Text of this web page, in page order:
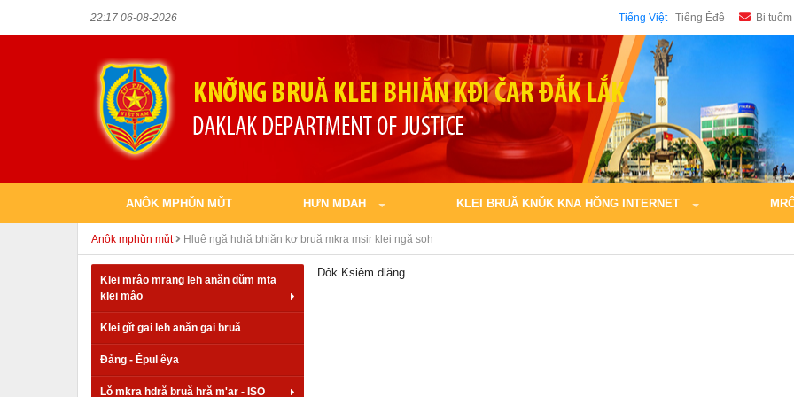
22:17 06-08-2026 Tiếng Việt Tiếng Êđê Bi tuôm
ANÔK MPHǓN MǓT HƯN MDAH KLEI BRUĂ KNǓK KNA HǑNG INTERNET
Anôk mphǔn mǔt Hluê ngă hdră bhiăn kơ bruă mkra msir klei ngă soh
Klei mrâo mrang leh anăn dǔm mta
klei mâo
Klei gǐt gai leh anăn gai bruă
Đảng - Êpul êya
Lǒ mkra hdră bruă hră m'ar - ISO
Dôk Ksiêm dlăng